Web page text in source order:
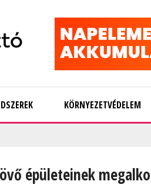
KÖRNYEZETVÉDELEM
épületeinek